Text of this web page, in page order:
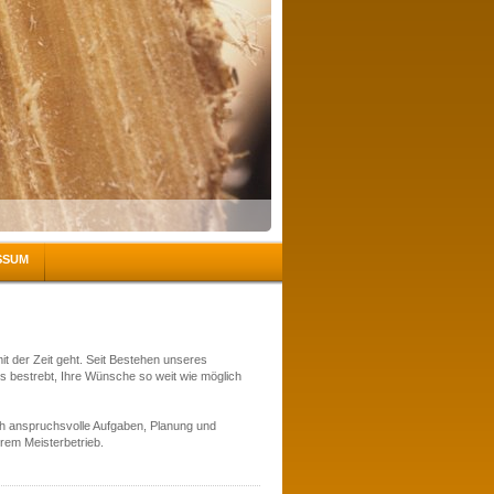
der Zeit geht. Seit Bestehen unseres
bestrebt, Ihre Wünsche so weit wie möglich
anspruchsvolle Aufgaben, Planung und
Meisterbetrieb.